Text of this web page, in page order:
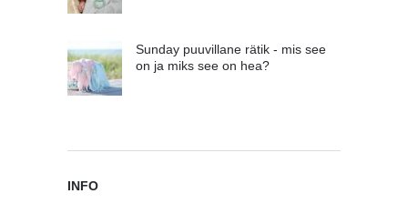
Sunday puuvillane rätik - mis see
on ja miks see on hea?
INFO